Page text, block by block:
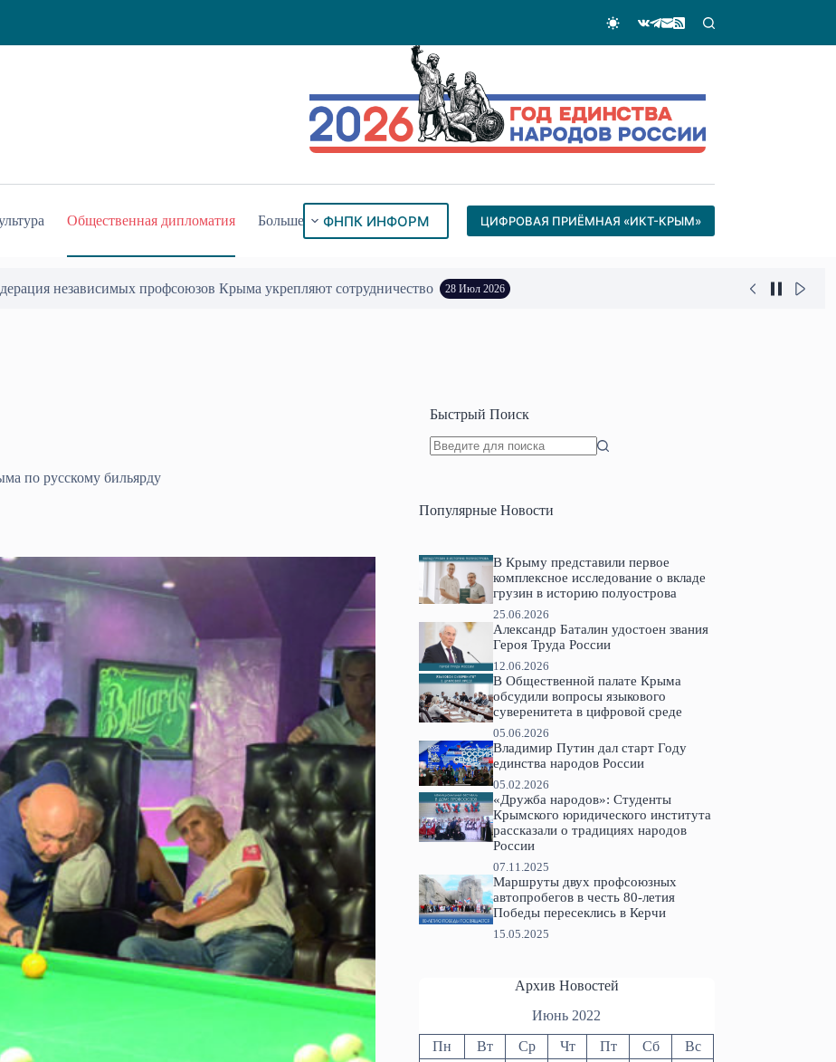
Общественная дипломатия Больше ФНПК ИНФОРМ ЦИФРОВАЯ ПРИЁМНАЯ «ИКТ-КРЫМ»
независимых профсоюзов Крыма укрепляют сотрудничество 28 Июл 2026
по русскому бильярду
Быстрый Поиск
Популярные Новости
В Крыму представили первое
комплексное исследование о вкладе
грузин в историю полуострова
25.06.2026
Александр Баталин удостоен звания
Героя Труда России
12.06.2026
В Общественной палате Крыма
обсудили вопросы языкового
суверенитета в цифровой среде
05.06.2026
Владимир Путин дал старт Году
единства народов России
05.02.2026
«Дружба народов»: Студенты
Крымского юридического института
рассказали о традициях народов
России
07.11.2025
Маршруты двух профсоюзных
автопробегов в честь 80-летия
Победы пересеклись в Керчи
15.05.2025
Архив Новостей
Июнь 2022
Пн Вт Ср Чт Пт Сб
Вс